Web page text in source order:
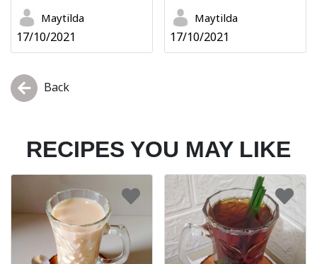
Maytilda
17/10/2021
Maytilda
17/10/2021
Back
RECIPES YOU MAY LIKE